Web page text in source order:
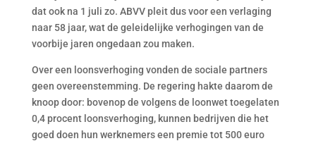
dat ook na 1 juli zo. ABVV pleit dus voor een verlaging
naar 58 jaar, wat de geleidelijke verhogingen van de
voorbije jaren ongedaan zou maken.
Over een loonsverhoging vonden de sociale partners
geen overeenstemming. De regering hakte daarom de
knoop door: bovenop de volgens de loonwet toegelaten
0,4 procent loonsverhoging, kunnen bedrijven die het
goed doen hun werknemers een premie tot 500 euro